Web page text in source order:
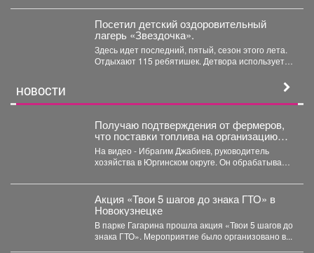
Посетил детский оздоровительный
лагерь «Звездочка».
Здесь идет последний, пятый, сезон этого лета.
Отдыхают 115 ребятишек. Детвора использует
НОВОСТИ
Получаю подтверждения от фермеров,
что поставки топлива на организацию
уборочной кампании уже начались.
На видео - Ибрагим Джабиев, руководитель
хозяйства в Юргинском округе. Он обрабатывает
Акция «Твои 5 шагов до знака ГТО» в
Новокузнецке
В парке Гагарина прошла акция «Твои 5 шагов до
знака ГТО». Мероприятие было организовано в...